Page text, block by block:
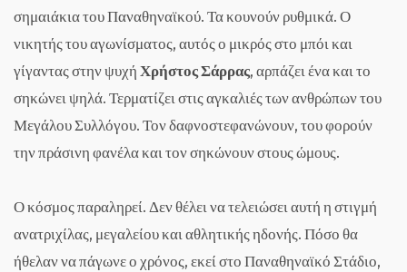
σημαιάκια του Παναθηναϊκού. Τα κουνούν ρυθμικά. Ο
νικητής του αγωνίσματος, αυτός ο μικρός στο μπόι και
γίγαντας στην ψυχήΧρήστος Σάρρας, αρπάζει ένα και το
σηκώνει ψηλά. Τερματίζει στις αγκαλιές των ανθρώπων του
Μεγάλου Συλλόγου. Τον δαφνοστεφανώνουν, του φορούν
την πράσινη φανέλα και τον σηκώνουν στους ώμους.
Ο κόσμος παραληρεί. Δεν θέλει να τελειώσει αυτή η στιγμή
ανατριχίλας, μεγαλείου και αθλητικής ηδονής. Πόσο θα
ήθελαν να πάγωνε ο χρόνος, εκεί στο Παναθηναϊκό Στάδιο,